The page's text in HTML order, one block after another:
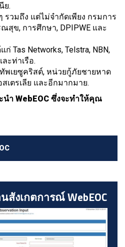
ย.
รวมถึง แต่ไม่จำกัดเพียง กรมการ
สุข, การศึกษา, DPIPWE และ
Tas Networks, Telstra, NBN,
ะท่าเรือ.
พเยซูคริสต์, หน่วยกู้ภัยชายหาด
เตรเลีย และอีกมากมาย.
นำ WebEOC ซึ่งจะทำให้คุณ
งเกตการณ์ WebEOC